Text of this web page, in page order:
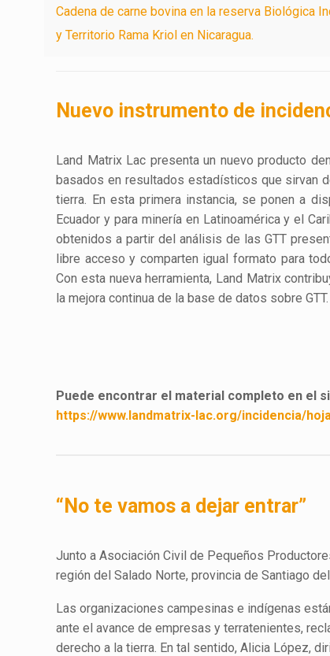
Cadena de carne bovina en la reserva Biológica
y Territorio Rama Kriol en Nicaragua.
Nuevo instrumento de
Land Matrix Lac presenta un nuevo producto
basados en resultados estadísticos que sirvan
tierra. En esta primera instancia, se ponen a
Ecuador y para minería en Latinoamérica y el
obtenidos a partir del análisis de las GTT
libre acceso y comparten igual formato para
Con esta nueva herramienta, Land Matrix
la mejora continua de la base de datos sobre GTT.
Puede encontrar el material completo en el
https://www.landmatrix-lac.org/incidencia/
“No te vamos a dejar entrar”
Junto a Asociación Civil de Pequeños
región del Salado Norte, provincia de Santiago
Las organizaciones campesinas e indígenas
ante el avance de empresas y terratenientes,
derecho a la tierra. En tal sentido, Alicia López,